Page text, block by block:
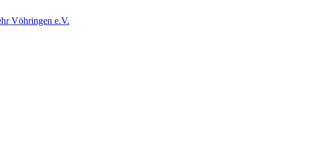
Vöhringen e.V.